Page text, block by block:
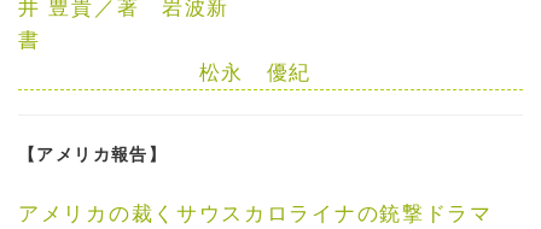
井 豊貴／著 岩波新
書
松永 優紀
【アメリカ報告】
アメリカの裁くサウスカロライナの銃撃ドラマ